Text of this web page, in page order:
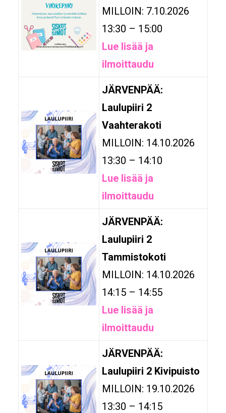
MILLOIN: 7.10.2026
13:30 – 15:00
Lue lisää ja
ilmoittaudu
JÄRVENPÄÄ:
Laulupiiri 2
Vaahterakoti
MILLOIN: 14.10.2026
13:30 – 14:10
Lue lisää ja
ilmoittaudu
JÄRVENPÄÄ:
Laulupiiri 2
Tammistokoti
MILLOIN: 14.10.2026
14:15 – 14:55
Lue lisää ja
ilmoittaudu
JÄRVENPÄÄ:
Laulupiiri 2 Kivipuisto
MILLOIN: 19.10.2026
13:30 – 14:15